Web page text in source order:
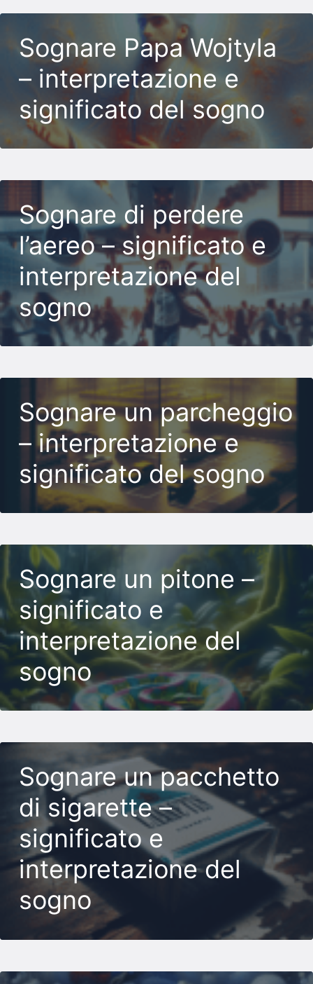
Sognare Papa Wojtyla
– interpretazione e
significato del sogno
Sognare di perdere
l’aereo – significato e
interpretazione del
sogno
Sognare un parcheggio
– interpretazione e
significato del sogno
Sognare un pitone –
significato e
interpretazione del
sogno
Sognare un pacchetto
di sigarette –
significato e
interpretazione del
sogno